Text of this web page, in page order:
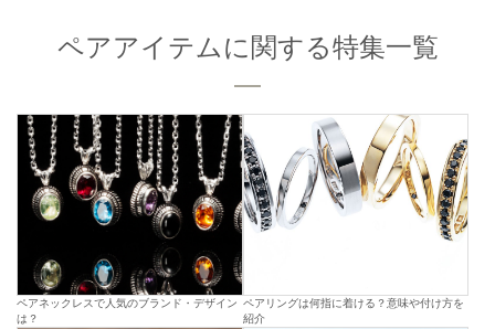
ペアアイテムに関する特集一覧
ペアネックレスで人気のブランド・デザイン
は？
ペアリングは何指に着ける？意味や付け方を
紹介